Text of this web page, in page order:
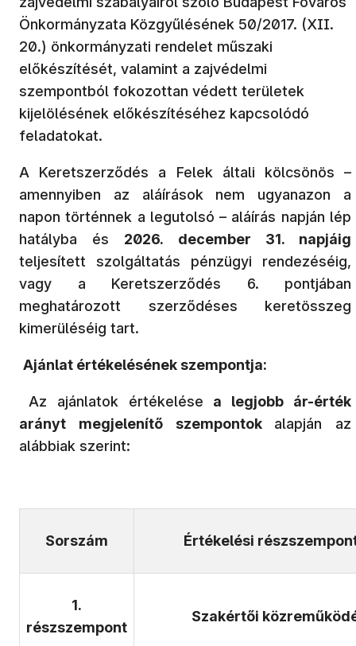
Önkormányzata Közgyűlésének 50/2017. (XII.
20.) önkormányzati rendelet műszaki
előkészítését, valamint a zajvédelmi
szempontból fokozottan védett területek
kijelölésének előkészítéséhez kapcsolódó
feladatokat.
A Keretszerződés a Felek általi kölcsönös –
amennyiben az aláírások nem ugyanazon a
napon történnek a legutolsó – aláírás napján lép
hatályba és 2026. december 31. napjáig
teljesített szolgáltatás pénzügyi rendezéséig,
vagy a Keretszerződés 6. pontjában
meghatározott szerződéses keretösszeg
kimerüléséig tart.
Ajánlat értékelésének szempontja:
Az ajánlatok értékelése a legjobb ár-érték
arányt megjelenítő szempontok alapján az
alábbiak szerint:
Sorszám Értékelési
1.
részszempont
Szakértői